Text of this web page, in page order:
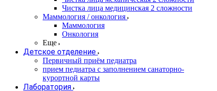
Чистка лица медицинская 2 сложности
Маммология / онкология
Маммология
Онкология
Еще
Детское отделение
Первичный приём педиатра
прием педиатра с заполнением санаторно-
курортной карты
Лаборатория